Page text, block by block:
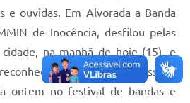
e ouvidas. Em Alvorada a Banda
de Inocência, desfilou pelas
na manhã de hoje (15), e
pela belíssima
ontem no festival de bandas e